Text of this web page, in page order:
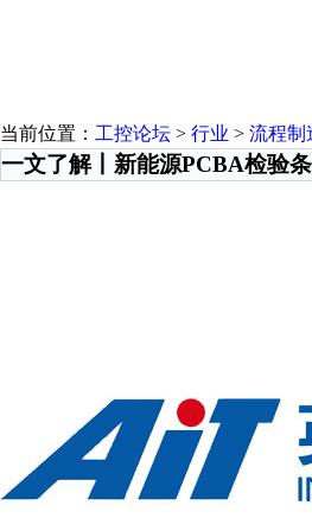
当前位置： 工控论坛 > 行业 > 流程制
一文了解丨新能源PCBA检验